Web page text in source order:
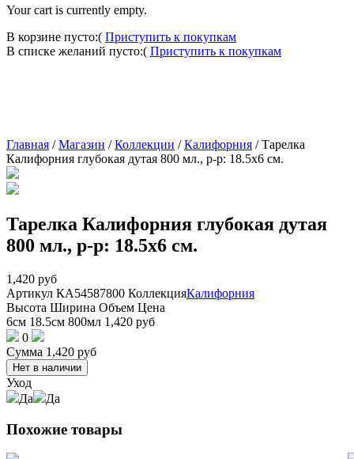
Your cart is currently empty.
В корзине пусто:( Приступить к покупкам
В списке желаний пусто:( Приступить к покупкам
Главная /Магазин /Коллекции /Калифорния /Тарелка
Калифорния глубокая дутая 800 мл., р-р: 18.5х6 см.
Тарелка Калифорния глубокая дутая
800 мл., р-р: 18.5х6 см.
1,420 руб
Артикул КА54587800 КоллекцияКалифорния
Высота Ширина Объем Цена
6см 18.5см 800мл 1,420 руб
0
Сумма 1,420 руб
Нет в наличии
Уход
Да
Да
Похожие товары